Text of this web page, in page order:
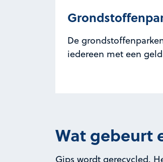
De
iedereen met een
Wat gebeurt
Gips wordt gerecycled.